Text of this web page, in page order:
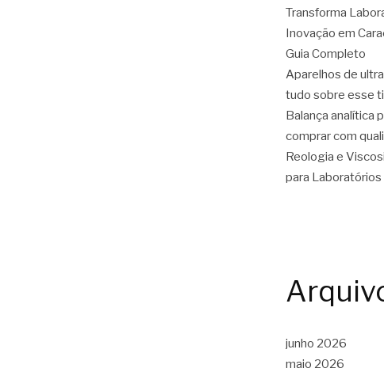
Transforma
Inovação em
Guia Completo
Aparelhos de
tudo sobre esse
Balança analítica
comprar com
Reologia e
para Laboratórios
junho 2026
maio 2026